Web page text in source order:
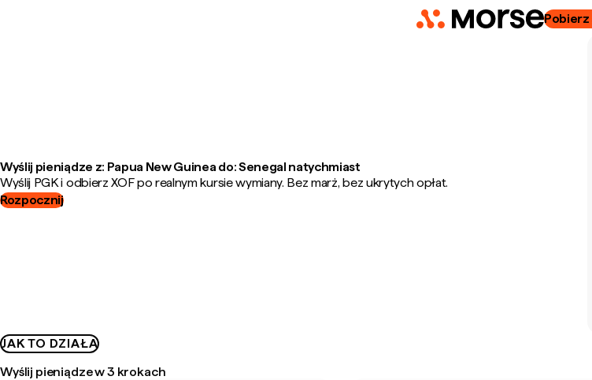
Pobierz
Wyślij pieniądze z: Papua New Guinea do: Senegal natychmiast
Wyślij PGK i odbierz XOF po realnym kursie wymiany. Bez marż, bez ukrytych opłat.
Rozpocznij
JAK TO DZIAŁA
Wyślij pieniądze w 3 krokach